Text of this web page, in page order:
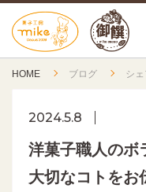
HOME ブログ シ
2024.5.8
洋菓子職人のボ
大切なコトをお